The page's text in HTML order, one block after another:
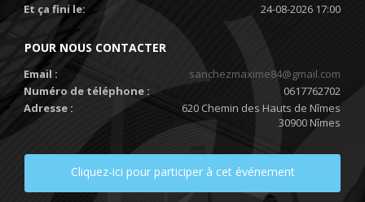
Et ça fini le:
24-08-2026 17:00
POUR NOUS CONTACTER
Email :
sanchezmaxime84@gmail.com
Numéro de téléphone :
0617762702
Adresse :
620 Chemin des Hauts de Nîmes
30900 Nîmes
Cliquez-ici pour participer à cet événement